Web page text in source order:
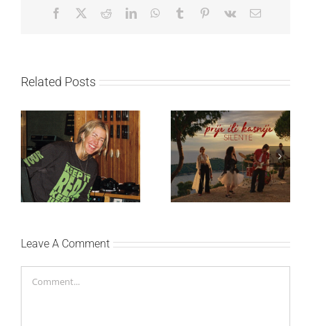
Facebook RedditLinkedInWhatsApp
Tumblr Pinterest
Vk Email
Related Posts
Ellie Goulding otkriva
nežniju stranu novim
singlom „4 Seasons“
Silente objavio novi
singl “Prije ili kasnije”
Leave A Comment